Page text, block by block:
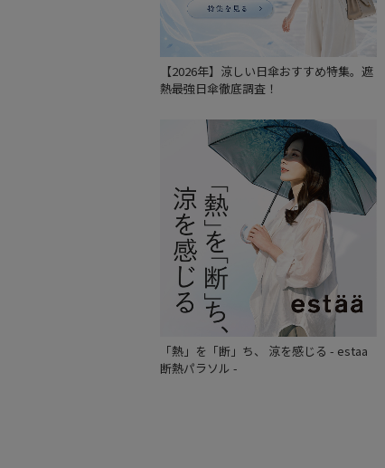
【2026年】涼しい日傘おすすめ特集。遮
熱最強日傘徹底調査！
「熱」を「断」ち、 涼を感じる - estaa
断熱パラソル -